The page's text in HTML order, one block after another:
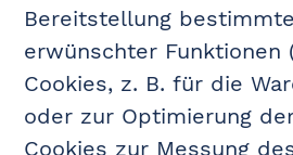
Bereitstellung
erwünschter Funktionen
Cookies, z. B. für die
oder zur Optimierung
Cookies zur Messung